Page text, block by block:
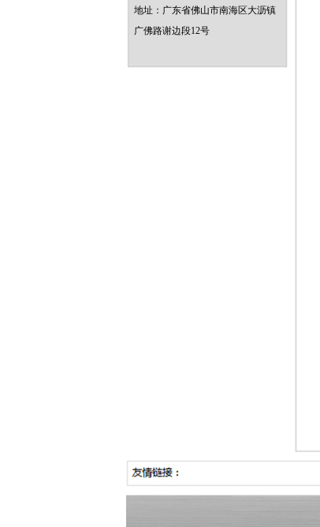
地址：广东省佛山市南海区大沥镇
广佛路谢边段12号